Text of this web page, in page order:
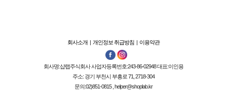
회사소개 | 개인정보 취급방침 | 이용약관
회사명:샵랩주식회사사업자등록번호:243-86-02948대표:이인용
주소: 경기 부천시 부흥로 71, 2718-304
문의:02)851-0815 , helper@shoplab.kr